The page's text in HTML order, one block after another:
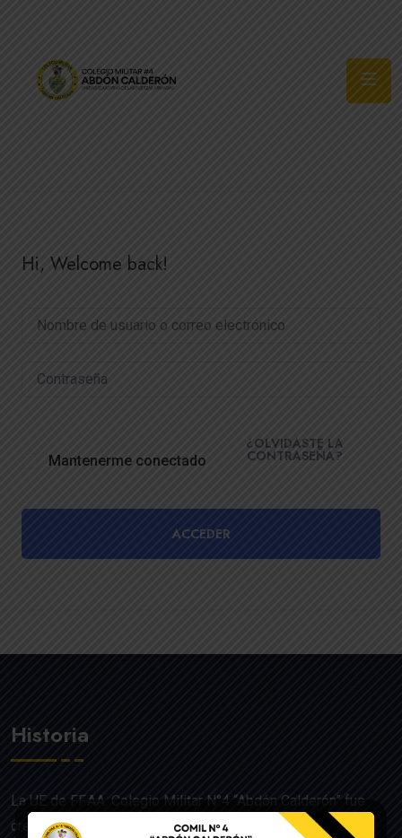
Hi, Welcome back!
Mantenerme conectado
¿OLVIDASTE LA
CONTRASEÑA?
ACCEDER
Historia
La UE de FF.AA. Colegio Militar N°4 “Abdón Calderón” fue
creado mediante Acuerdo Ministerial de la Orden General